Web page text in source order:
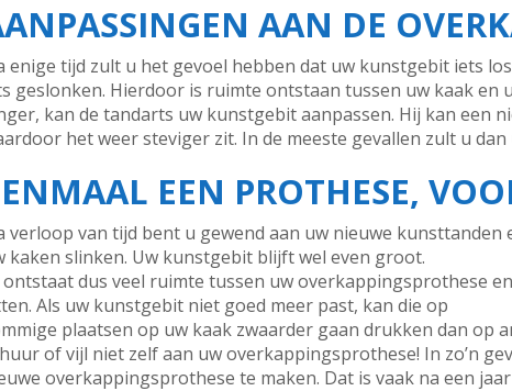
AAN DE
enige tijd zult u het gevoel hebben dat uw kunstgebit iets
geslonken. Hierdoor is ruimte ontstaan tussen uw kaak
kan de tandarts uw kunstgebit aanpassen. Hij kan een
het weer steviger zit. In de meeste gevallen zult u
EEN PROTHESE,
verloop van tijd bent u gewend aan uw nieuwe
kaken slinken. Uw kunstgebit blijft wel even groot.
ontstaat dus veel ruimte tussen uw overkappingsprothese
Als uw kunstgebit niet goed meer past, kan die op
plaatsen op uw kaak zwaarder gaan drukken dan op
of vijl niet zelf aan uw overkappingsprothese! In zo’n
overkappingsprothese te maken. Dat is vaak na een